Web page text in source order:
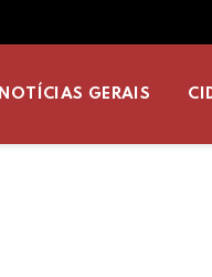
NOTÍCIAS GERAIS